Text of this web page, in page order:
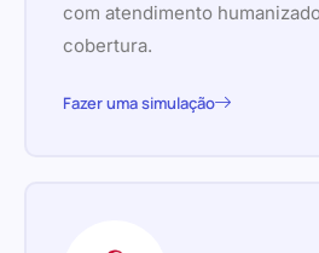
com atendimento
cobertura.
Fazer uma simulação